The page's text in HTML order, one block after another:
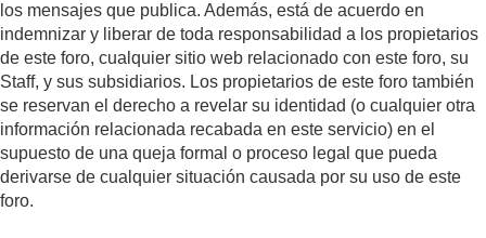
los mensajes que publica. Además, está de acuerdo en
indemnizar y liberar de toda responsabilidad a los propietarios
de este foro, cualquier sitio web relacionado con este foro, su
Staff, y sus subsidiarios. Los propietarios de este foro también
se reservan el derecho a revelar su identidad (o cualquier otra
información relacionada recabada en este servicio) en el
supuesto de una queja formal o proceso legal que pueda
derivarse de cualquier situación causada por su uso de este
foro.